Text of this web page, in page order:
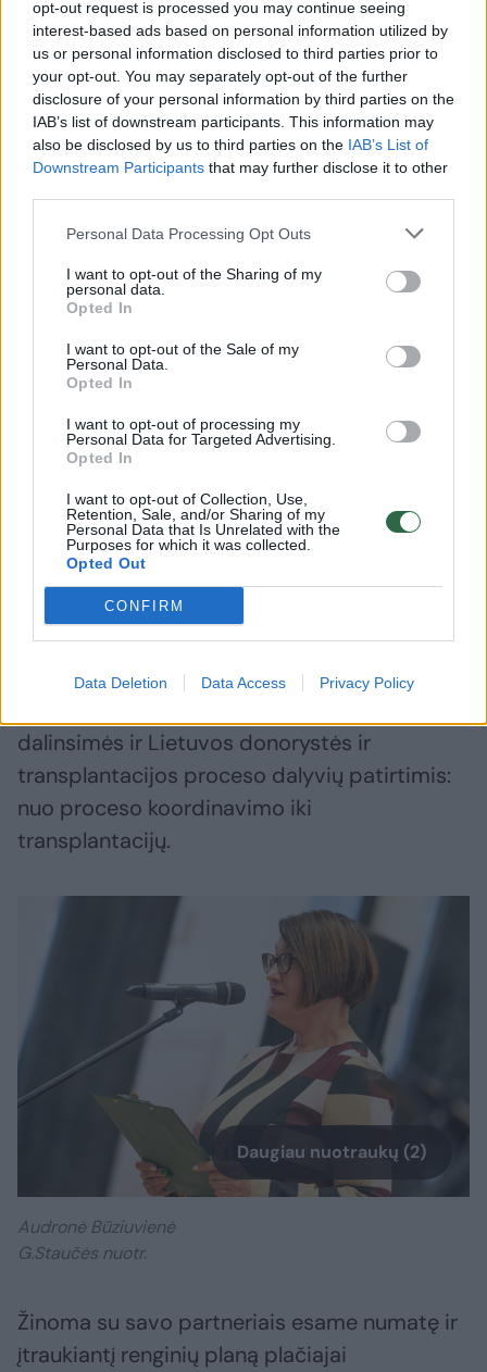
opt-out request is processed you may continue seeing
interest-based ads based on personal information utilized by
us or personal information disclosed to third parties prior to
your opt-out. You may separately opt-out of the further
disclosure of your personal information by third parties on the
IAB’s list of downstream participants. This information may
also be disclosed by us to third parties on the IAB’s List of
Downstream Participants that may further disclose it to other
Personal Data Processing Opt Outs
I want to opt-out of the Sharing of my
personal data.
Opted In
I want to opt-out of the Sale of my
Personal Data.
Opted In
I want to opt-out of processing my
Personal Data for Targeted Advertising.
Opted In
I want to opt-out of Collection, Use,
Retention, Sale, and/or Sharing of my
Personal Data that Is Unrelated with the
Purposes for which it was collected.
Opted Out
CONFIRM
Data Deletion Data Access Privacy Policy
Spalio 3–5 dienomis Lietuvoje bus
organizuojami Europos organų
transplantacijos komiteto (CD-P-TO)
posėdžiai, tarptautinė konferencija, kurios
metu organų donorystėje ir transplantacijoje
patirtimi, bus skaitomi pranešimai apie
tarptautinius donorinių organų mainus ir
glaudesnio bendradarbiavimo galimybes,
kuriančias sąlygas gelbėti žmonių gyvybes.
Planuojama, kad konferencijoje dalyvaus iki
Taip pat plačiajai visuomenei bus
organizuojami renginiai ir akcijos, atkreipiant
dėmesį į organų donorystės svarbą.
„Labai tikimės į Lietuvą atvežti geriausius
organų donorystės ir transplantacijos
proceso ekspertus, kurie savo neįkainojama
patirtimi ir žiniomis suteiks proveržio akstiną.
dalinsimės ir Lietuvos donorystės ir
transplantacijos proceso dalyvių patirtimis:
nuo proceso koordinavimo iki
transplantacijų.
Daugiau nuotraukų (2)
Audronė Būziuvienė
G.Staučės nuotr.
Žinoma su savo partneriais esame numatę ir
įtraukiantį renginių planą plačiajai